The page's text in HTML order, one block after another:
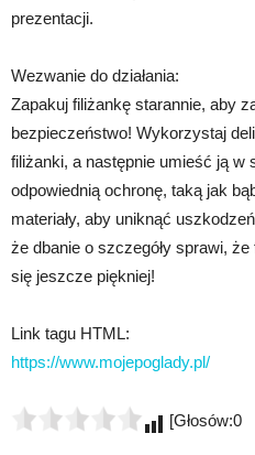
prezentacji.
Wezwanie do działania:
Zapakuj filiżankę starannie, aby
bezpieczeństwo! Wykorzystaj
filiżanki, a następnie umieść ją w
odpowiednią ochronę, taką jak
materiały, aby uniknąć
że dbanie o szczegóły sprawi,
się jeszcze piękniej!
Link tagu HTML:
https://www.mojepoglady.pl/
[Głosów:0